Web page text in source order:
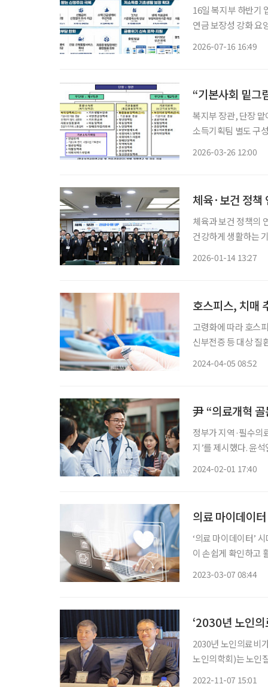
16일 복지부 하반기 업무계획 발표 지속가능한 연금
연금 보장성 강화 요양병원 간병비 급여화 및 본인 부담금 경감 추진 보건복지부가 하반기에
2026-07-16 16:49
“기본사회 밑그
복지부 장관, 단장 맡아…총
소득기획팀 별도 구성…대안적 소
2026-03-26 12:00
체육·보건 정책
체육과 보건 정책의
건강하게 생활하는
2026-01-14 13:27
호스피스, 치매
고령화에 따라 호스
신부전증 등 대상 질
2024-04-05 08:52
尹 “의료개혁
정부가 지역·필수의
지’를 제시했다. 윤
2024-02-01 17:40
의료 마이데이
‘의료 마이데이터’
이 손쉽게 확인하고
2023-03-07 08:44
‘2030년 노인
2030년 노인의료비
노인의학회)는 노인
2022-11-07 15:01